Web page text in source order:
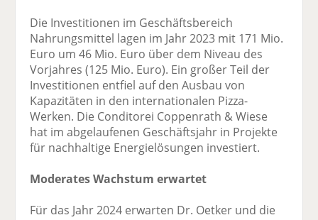
Die Investitionen im Geschäftsbereich
Nahrungsmittel lagen im Jahr 2023 mit 171 Mio.
Euro um 46 Mio. Euro über dem Niveau des
Vorjahres (125 Mio. Euro). Ein großer Teil der
Investitionen entfiel auf den Ausbau von
Kapazitäten in den internationalen Pizza-
Werken. Die Conditorei Coppenrath & Wiese
hat im abgelaufenen Geschäftsjahr in Projekte
für nachhaltige Energielösungen investiert.
Moderates Wachstum erwartet
Für das Jahr 2024 erwarten Dr. Oetker und die